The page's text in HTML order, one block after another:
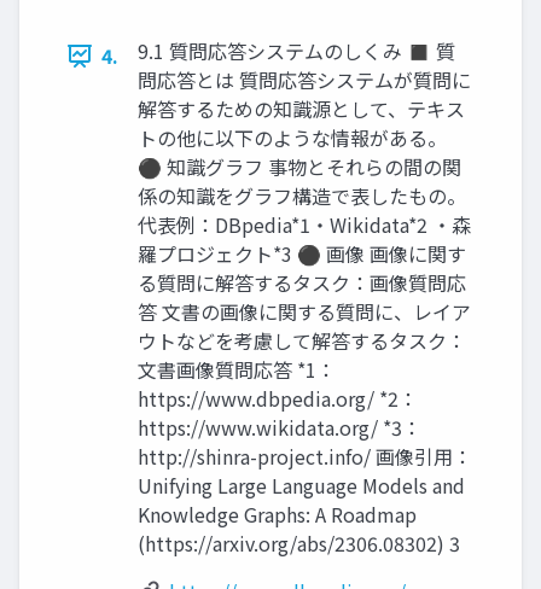
4.
9.1 質問応答システムのしくみ ◼ 質
問応答とは 質問応答システムが質問に
解答するための知識源として、テキス
トの他に以下のような情報がある。
⚫ 知識グラフ 事物とそれらの間の関
係の知識をグラフ構造で表したもの。
代表例：DBpedia*1・Wikidata*2 ・森
羅プロジェクト*3 ⚫ 画像 画像に関す
る質問に解答するタスク：画像質問応
答 文書の画像に関する質問に、レイア
ウトなどを考慮して解答するタスク：
文書画像質問応答 *1：
https://www.dbpedia.org/ *2：
https://www.wikidata.org/ *3：
http://shinra-project.info/ 画像引用：
Unifying Large Language Models and
Knowledge Graphs: A Roadmap
(https://arxiv.org/abs/2306.08302) 3